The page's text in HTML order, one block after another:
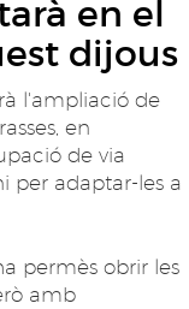
en el
dijous
l'ampliació de
en
de via
per adaptar-les a
permès obrir les
amb